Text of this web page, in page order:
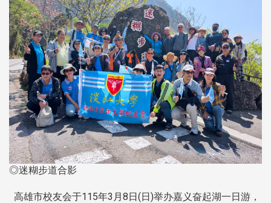
◎迷糊步道合影
高雄市校友会于115年3月8日(日)举办嘉义奋起湖一日游，